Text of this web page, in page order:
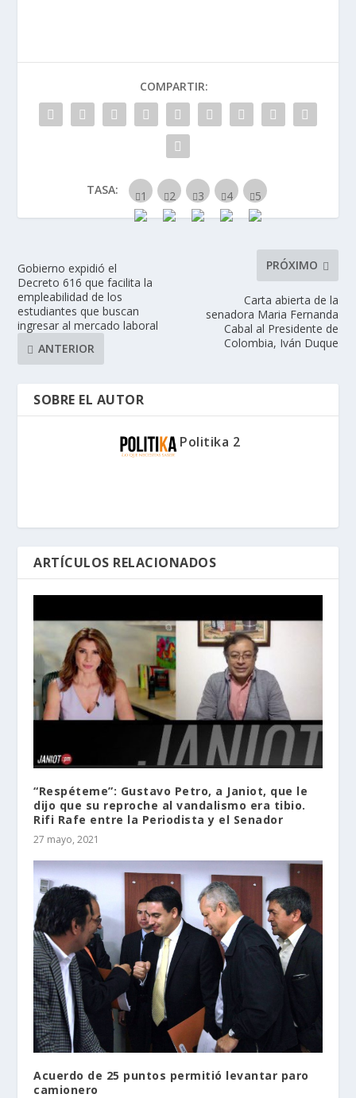
COMPARTIR:
TASA:
Gobierno expidió el
Decreto 616 que facilita la
empleabilidad de los
estudiantes que buscan
ingresar al mercado laboral
ANTERIOR
PRÓXIMO
Carta abierta de la
senadora Maria Fernanda
Cabal al Presidente de
Colombia, Iván Duque
SOBRE EL AUTOR
Politika 2
ARTÍCULOS RELACIONADOS
“Respéteme”: Gustavo Petro, a Janiot, que le
dijo que su reproche al vandalismo era tibio.
Rifi Rafe entre la Periodista y el Senador
27 mayo, 2021
Acuerdo de 25 puntos permitió levantar paro
camionero